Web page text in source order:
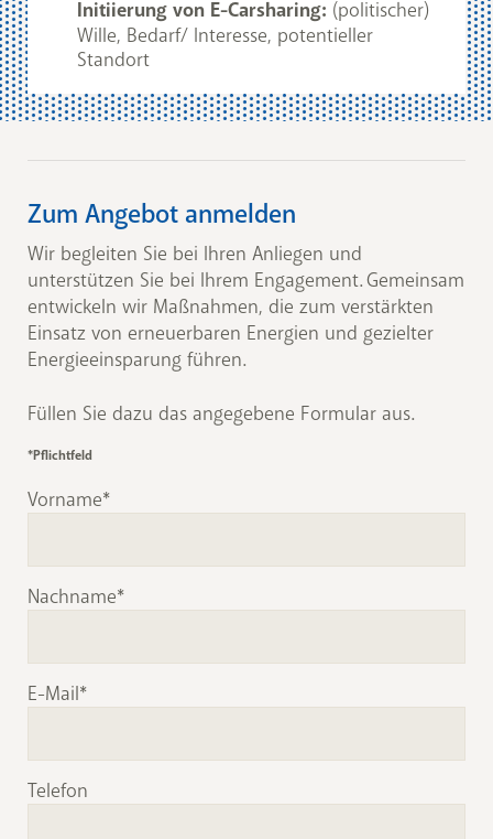
Initiierung von E-Carsharing: (politischer)
Wille, Bedarf/ Interesse, potentieller
Standort
Zum Angebot anmelden
Wir begleiten Sie bei Ihren Anliegen und
unterstützen Sie bei Ihrem Engagement. Gemeinsam
entwickeln wir Maßnahmen, die zum verstärkten
Einsatz von erneuerbaren Energien und gezielter
Energieeinsparung führen.
Füllen Sie dazu das angegebene Formular aus.
*Pflichtfeld
Vorname
Nachname
E-Mail
Telefon